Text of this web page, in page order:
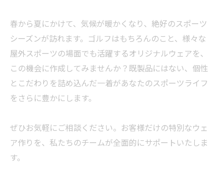
春から夏にかけて、気候が暖かくなり、絶好のスポーツ
シーズンが訪れます。ゴルフはもちろんのこと、様々な
屋外スポーツの場面でも活躍するオリジナルウェアを、
この機会に作成してみませんか？既製品にはない、個性
とこだわりを詰め込んだ一着があなたのスポーツライフ
をさらに豊かにします。
ぜひお気軽にご相談ください。お客様だけの特別なウェ
ア作りを、私たちのチームが全面的にサポートいたしま
す。